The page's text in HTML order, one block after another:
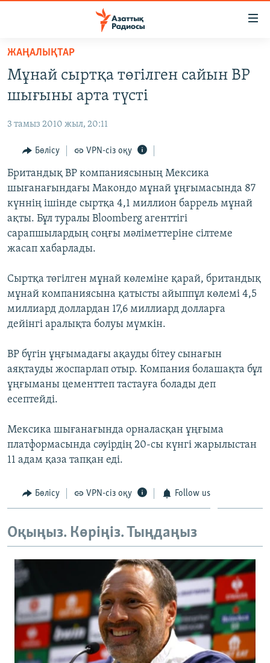
Skip
main
content
to
Navigation
Skip
to
Search
САЯСАТ
ҚАҢТАР ОҚИҒАСЫ
АДАМ ҚҰҚЫҚТАРЫ
ӘЛЕУМЕТ
ӘЛЕМ
АРНАЙЫ ЖОБАЛАР
Русский
ЖАЗЫЛЫҢЫЗ
ЖАҢАЛЫҚТАР
Мұнай сыртқа төгілген сайын BP
шығыны арта түсті
3 тамыз 2010 жыл, 20:11
Бөлісу VPN-сіз оқу
Британдық BP компаниясының Мексика
шығанағындағы Макондо мұнай ұңғымасында 87
күннің ішінде сыртқа 4,1 миллион баррель мұнай
ақты. Бұл туралы Bloomberg агенттігі
сарапшылардың соңғы мәліметтеріне сілтеме
жасап хабарлады.
Сыртқа төгілген мұнай көлеміне қарай, британдық
мұнай компаниясына қатысты айыппұл көлемі 4,5
миллиард доллардан 17,6 миллиард долларға
дейінгі аралықта болуы мүмкін.
BP бүгін ұңғымадағы ақауды бітеу сынағын
аяқтауды жоспарлап отыр. Компания болашақта бұл
ұңғыманы цементтеп тастауға болады деп
есептейді.
Мексика шығанағында орналасқан ұңғыма
платформасында сәуірдің 20-сы күнгі жарылыстан
11 адам қаза тапқан еді.
Бөлісу VPN-сіз оқу Follow us
Оқыңыз. Көріңіз. Тыңдаңыз